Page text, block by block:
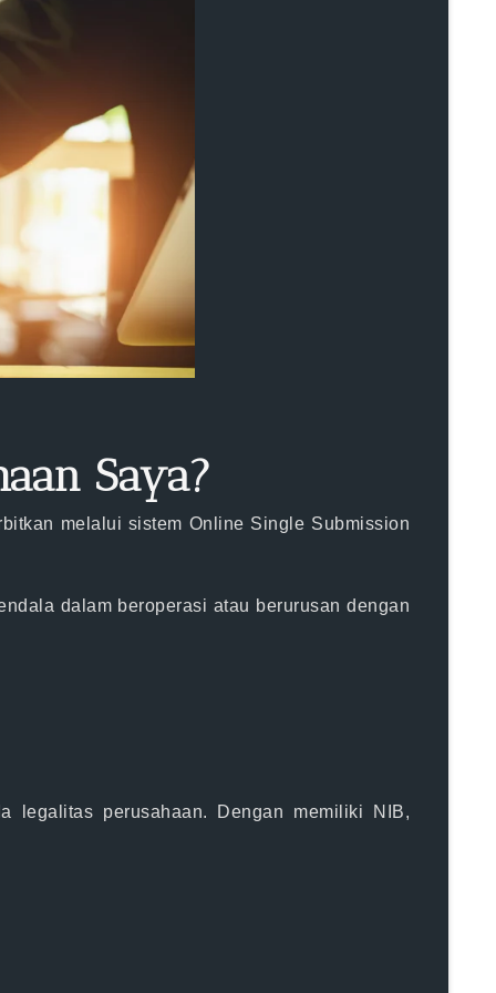
Saya?
melalui sistem Online Single Submission
dalam beroperasi atau berurusan dengan
legalitas perusahaan. Dengan memiliki NIB,